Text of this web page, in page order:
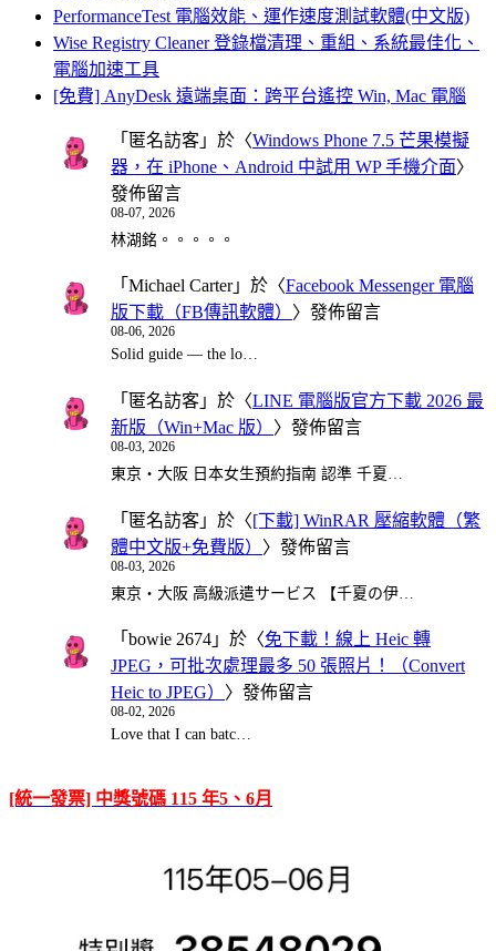
PerformanceTest 電腦效能、運作速度測試軟體(中文版)
Wise Registry Cleaner 登錄檔清理、重組、系統最佳化、
電腦加速工具
[免費] AnyDesk 遠端桌面：跨平台遙控 Win, Mac 電腦
「 匿名訪客 」於〈Windows Phone 7.5 芒果模擬
器，在 iPhone、Android 中試用 WP 手機介面〉
發佈留言
08-07, 2026
林湖銘。。。。。
「 Michael Carter」於〈Facebook Messenger 電腦
版下載（FB傳訊軟體） 〉發佈留言
08-06, 2026
Solid guide — the lo…
「 匿名訪客 」於〈LINE 電腦版官方下載 2026 最
新版（Win+Mac 版） 〉發佈留言
08-03, 2026
東京・大阪 日本女生預約指南 認準 千夏…
「 匿名訪客 」於〈[下載] WinRAR 壓縮軟體（繁
體中文版+免費版） 〉發佈留言
08-03, 2026
東京・大阪 高級派遣サービス 【千夏の伊…
「 bowie 2674 」於〈免下載！線上 Heic 轉
JPEG，可批次處理最多 50 張照片！（Convert
Heic to JPEG） 〉發佈留言
08-02, 2026
Love that I can batc…
[統一發票] 中獎號碼 115 年5、6月